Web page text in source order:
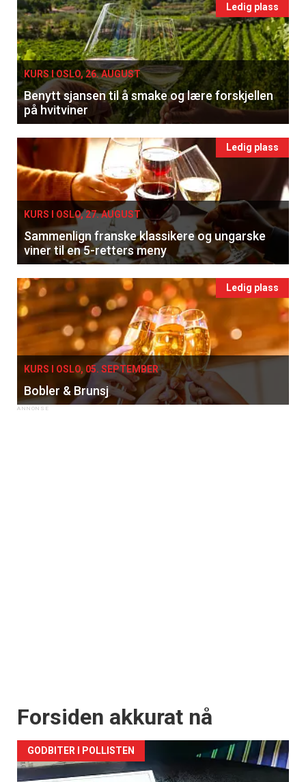
Ledig plass
KURS I OSLO, 26. AUGUST
Benytt sjansen til å smake og lære forskjellen
på hvitviner
Ledig plass
KURS I OSLO, 27. AUGUST
Sammenlign franske klassikere og ungarske
viner til en 5-retters meny
Ledig plass
KURS I OSLO, 05. SEPTEMBER
Bobler & Brunsj
Forsiden akkurat nå
GODBITER I POLLISTEN